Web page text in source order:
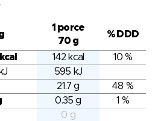
1 porce
70 g
% DDD
142 kcal
10 %
595 kJ
21.7 g
48 %
0.35 g
1 %
0 g